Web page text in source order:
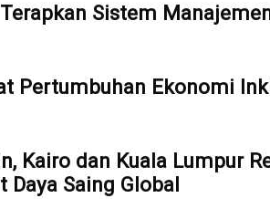
Sistem
Pertumbuhan Ekonomi
Kairo dan Kuala Lumpur
Saing Global